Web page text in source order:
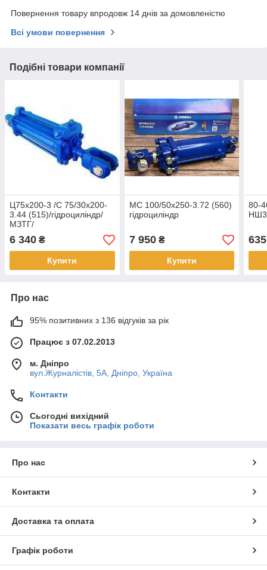
Повернення товару впродовж 14 днів за домовленістю
Всі умови повернення
Подібні товари компанії
Ц75х200-3 /С 75/30х200-
3.44 (515)/гідроциліндр/
МЗТГ/
6 340 ₴
Купити
МС 100/50х250-3.72 (560)
гідроциліндр
7 950₴
Купити
80-
635
Про нас
95% позитивних з 136 відгуків за рік
Працює з 07.02.2013
м. Дніпро
вул.Журналістів, 5А, Дніпро, Україна
Контакти
Сьогодні вихідний
Показати весь графік роботи
Про нас
Контакти
Доставка та оплата
Графік роботи